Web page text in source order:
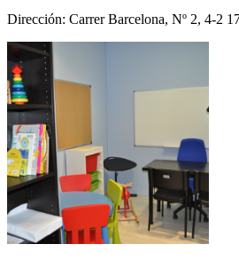
Dirección: Carrer Barcelona, Nº 2, 4-2